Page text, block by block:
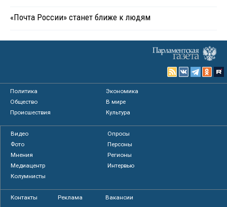
«Почта России» станет ближе к людям
Политика
Экономика
Общество
В мире
Происшествия
Культура
Видео
Опросы
Фото
Персоны
Мнения
Регионы
Медиацентр
Интервью
Колумнисты
Контакты Реклама Вакансии